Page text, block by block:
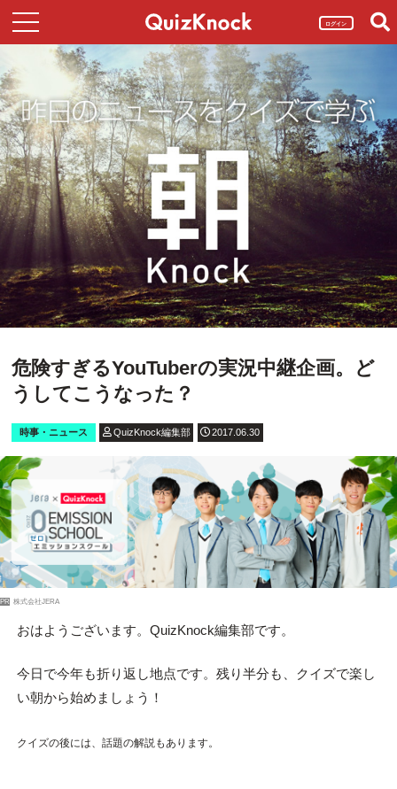
ログイン
危険すぎるYouTuberの実況中継企画。ど
うしてこうなった？
時事・ニュース QuizKnock編集部 2017.06.30
PR 株式会社JERA
おはようございます。QuizKnock編集部です。
今日で今年も折り返し地点です。残り半分も、クイズで楽し
い朝から始めましょう！
クイズの後には、話題の解説もあります。